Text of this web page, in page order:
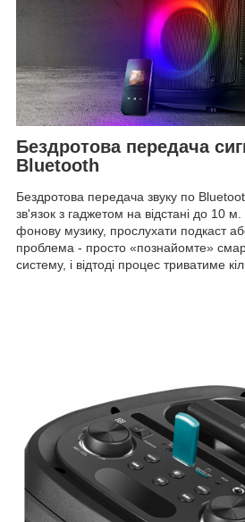
Бездротова передача
Bluetooth
Бездротова передача звуку по
зв'язок з гаджетом на відстані до 10
фонову музику, прослухати подкаст
проблема - просто «познайомте»
систему, і відтоді процес триватиме